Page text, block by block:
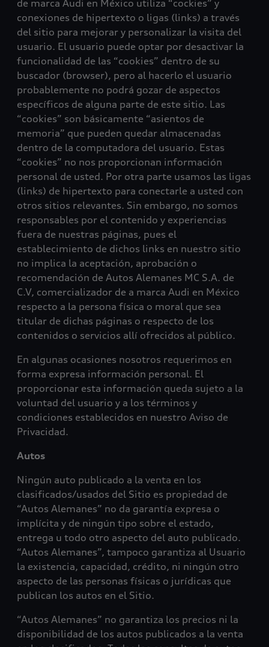
de marca Audi en México utiliza “cockies” y
conexiones de hipertexto o ligas (links) a través
del sitio para mejorar y personalizar la visita del
usuario. El usuario puede optar por desactivar la
funcionalidad de las “cookies” dentro de su
buscador (browser), pero al hacerlo el usuario
probablemente no podrá gozar de aspectos
específicos de alguna parte de este sitio. Las
“cookies” son básicamente “asientos de
memoria” que pueden quedar almacenadas
dentro de la computadora del usuario. Estas
“cookies” no nos proporcionan información
personal de usted. Por otra parte usamos las ligas
(links) de hipertexto para conectarle a usted con
otros sitios relevantes. Sin embargo, no somos
responsables por el contenido y experiencias
fuera de nuestras páginas, pues el
establecimiento de dichos links en nuestro sitio
no implica la aceptación, aprobación o
recomendación de Autos Alemanes MC S.A. de
C.V, comercializador de a marca Audi en México
respecto a la persona física o moral que sea
titular de dichas páginas o respecto de los
contenidos o servicios allí ofrecidos al público.
En algunas ocasiones nosotros requerimos en
forma expresa información personal. El
proporcionar esta información queda sujeto a la
voluntad del usuario y a los términos y
condiciones establecidos en nuestro Aviso de
Privacidad.
Autos
Ningún auto publicado a la venta en los
clasificados/usados del Sitio es propiedad de
“Autos Alemanes” no da garantía expresa o
implícita y de ningún tipo sobre el estado,
entrega u todo otro aspecto del auto publicado.
“Autos Alemanes”, tampoco garantiza al Usuario
la existencia, capacidad, crédito, ni ningún otro
aspecto de las personas físicas o jurídicas que
publican los autos en el Sitio.
“Autos Alemanes” no garantiza los precios ni la
disponibilidad de los autos publicados a la venta